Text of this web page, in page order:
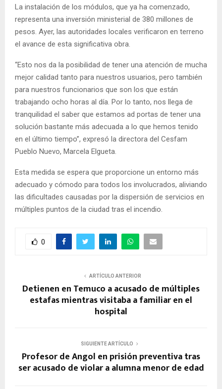
La instalación de los módulos, que ya ha comenzado,
representa una inversión ministerial de 380 millones de
pesos. Ayer, las autoridades locales verificaron en terreno
el avance de esta significativa obra.
“Esto nos da la posibilidad de tener una atención de mucha
mejor calidad tanto para nuestros usuarios, pero también
para nuestros funcionarios que son los que están
trabajando ocho horas al día. Por lo tanto, nos llega de
tranquilidad el saber que estamos ad portas de tener una
solución bastante más adecuada a lo que hemos tenido
en el último tiempo”, expresó la directora del Cesfam
Pueblo Nuevo, Marcela Elgueta.
Esta medida se espera que proporcione un entorno más
adecuado y cómodo para todos los involucrados, aliviando
las dificultades causadas por la dispersión de servicios en
múltiples puntos de la ciudad tras el incendio.
0
ARTÍCULO ANTERIOR
Detienen en Temuco a acusado de múltiples
estafas mientras visitaba a familiar en el
hospital
SIGUIENTE ARTÍCULO
Profesor de Angol en prisión preventiva tras
ser acusado de violar a alumna menor de edad